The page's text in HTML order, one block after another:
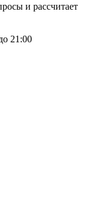
и рассчитает
21:00